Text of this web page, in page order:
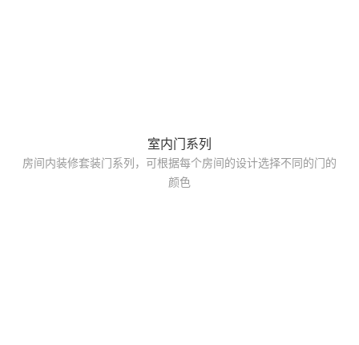
室内门系列
房间内装修套装门系列，可根据每个房间的设计选择不同的门的
颜色